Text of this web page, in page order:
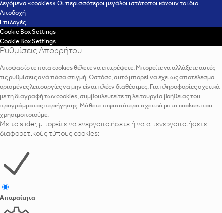
λεγόμενα «cookies». Οι περισσότεροι μεγάλοι ιστότοποι κάνουν το ίδιο.
Αποδοχή
Επιλογές
Cookie Box Settings
Cookie Box Settings
Ρυθμίσεις Απορρήτου
Αποφασίστε ποια cookies θέλετε να επιτρέψετε. Μπορείτε να αλλάξετε αυτές
τις ρυθμίσεις ανά πάσα στιγμή. Ωστόσο, αυτό μπορεί να έχει ως αποτέλεσμα
ορισμένες λειτουργίες να μην είναι πλέον διαθέσιμες. Για πληροφορίες σχετικά
με τη διαγραφή των cookies, συμβουλευτείτε τη λειτουργία βοήθειας του
προγράμματος περιήγησης. Μάθετε περισσότερα σχετικά με τα cookies που
χρησιμοποιούμε.
Με το slider, μπορείτε να ενεργοποιήσετε ή να απενεργοποιήσετε
διαφορετικούς τύπους cookies:
Απαραίτητα